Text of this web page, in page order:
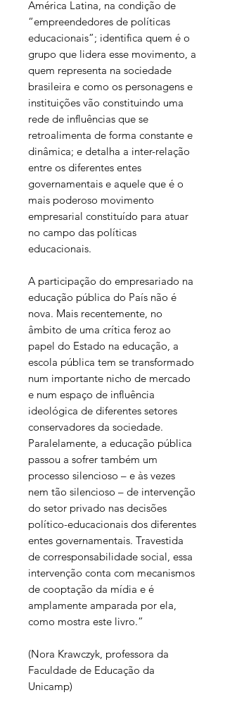
América Latina, na condição de
“empreendedores de políticas
educacionais”; identifica quem é o
grupo que lidera esse movimento, a
quem representa na sociedade
brasileira e como os personagens e
instituições vão constituindo uma
rede de influências que se
retroalimenta de forma constante e
dinâmica; e detalha a inter-relação
entre os diferentes entes
governamentais e aquele que é o
mais poderoso movimento
empresarial constituído para atuar
no campo das políticas
educacionais.
A participação do empresariado na
educação pública do País não é
nova. Mais recentemente, no
âmbito de uma crítica feroz ao
papel do Estado na educação, a
escola pública tem se transformado
num importante nicho de mercado
e num espaço de influência
ideológica de diferentes setores
conservadores da sociedade.
Paralelamente, a educação pública
passou a sofrer também um
processo silencioso – e às vezes
nem tão silencioso – de intervenção
do setor privado nas decisões
político-educacionais dos diferentes
entes governamentais. Travestida
de corresponsabilidade social, essa
intervenção conta com mecanismos
de cooptação da mídia e é
amplamente amparada por ela,
como mostra este livro.”
(Nora Krawczyk, professora da
Faculdade de Educação da
Unicamp)